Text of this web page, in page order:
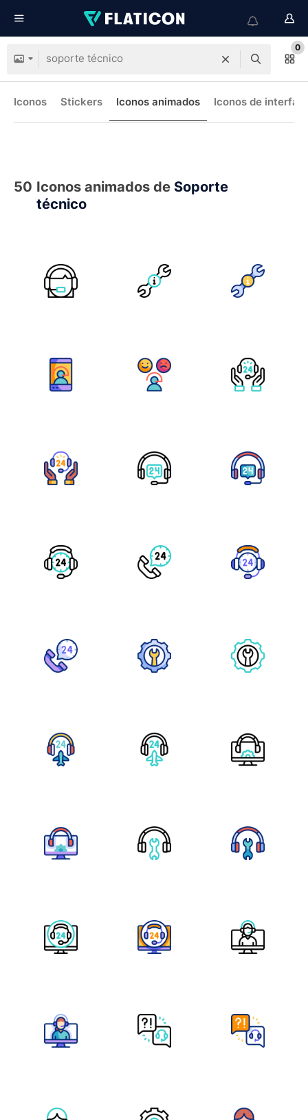
0
Iconos Stickers Iconos animados Iconos de interfaz
50 Iconos animados de Soporte
técnico